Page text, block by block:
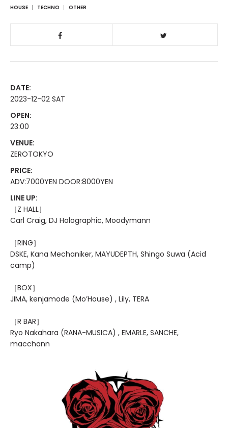
HOUSE TECHNO OTHER
DATE:
2023-12-02 SAT
OPEN:
23:00
VENUE:
ZEROTOKYO
PRICE:
ADV:7000YEN DOOR:8000YEN
LINE UP:
［Z HALL］
Carl Craig, DJ Holographic, Moodymann
［RING］
DSKE, Kana Mechaniker, MAYUDEPTH, Shingo Suwa (Acid
camp)
［BOX］
JIMA, kenjamode (Mo’House) , Lily, TERA
［R BAR］
Ryo Nakahara (RANA-MUSICA) , EMARLE, SANCHE,
macchann